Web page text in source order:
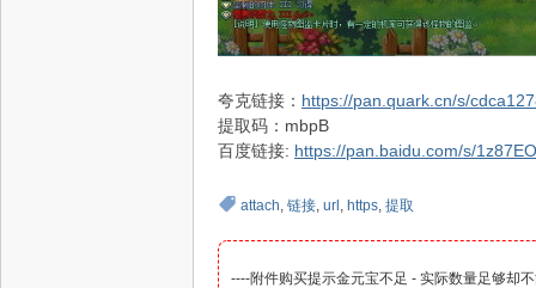
夸克链接： https://pan.quark.cn/s/
提取码：mbpB
百度链接: https://pan.baidu.com/s/
attach, 链接, url , https, 提取
----附件购买提示金元宝不足 - 实际数量足够却